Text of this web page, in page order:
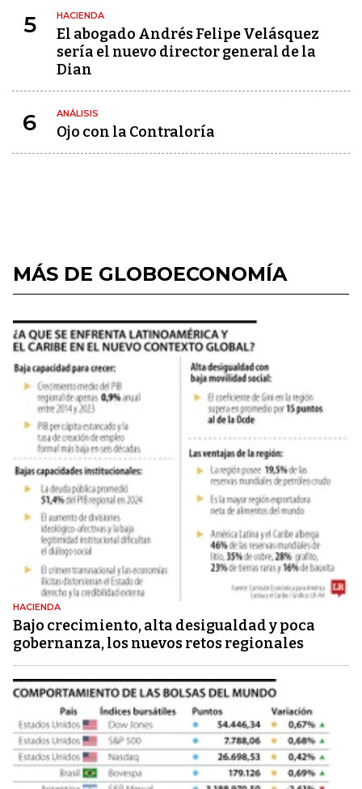
5 HACIENDA
El abogado Andrés Felipe Velásquez
sería el nuevo director general de la
Dian
6 ANÁLISIS
Ojo con la Contraloría
MÁS DE GLOBOECONOMÍA
HACIENDA
Bajo crecimiento, alta desigualdad y poca
gobernanza, los nuevos retos regionales